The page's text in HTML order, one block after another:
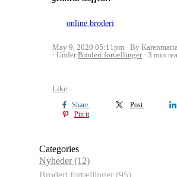
online broderi
May 9, 2020 05:11pm
By
UnderBroderi fortællinger 3 min
Like
Share Post
Pin it
Categories
Nyheder(12)
Broderi fortællinger (95)